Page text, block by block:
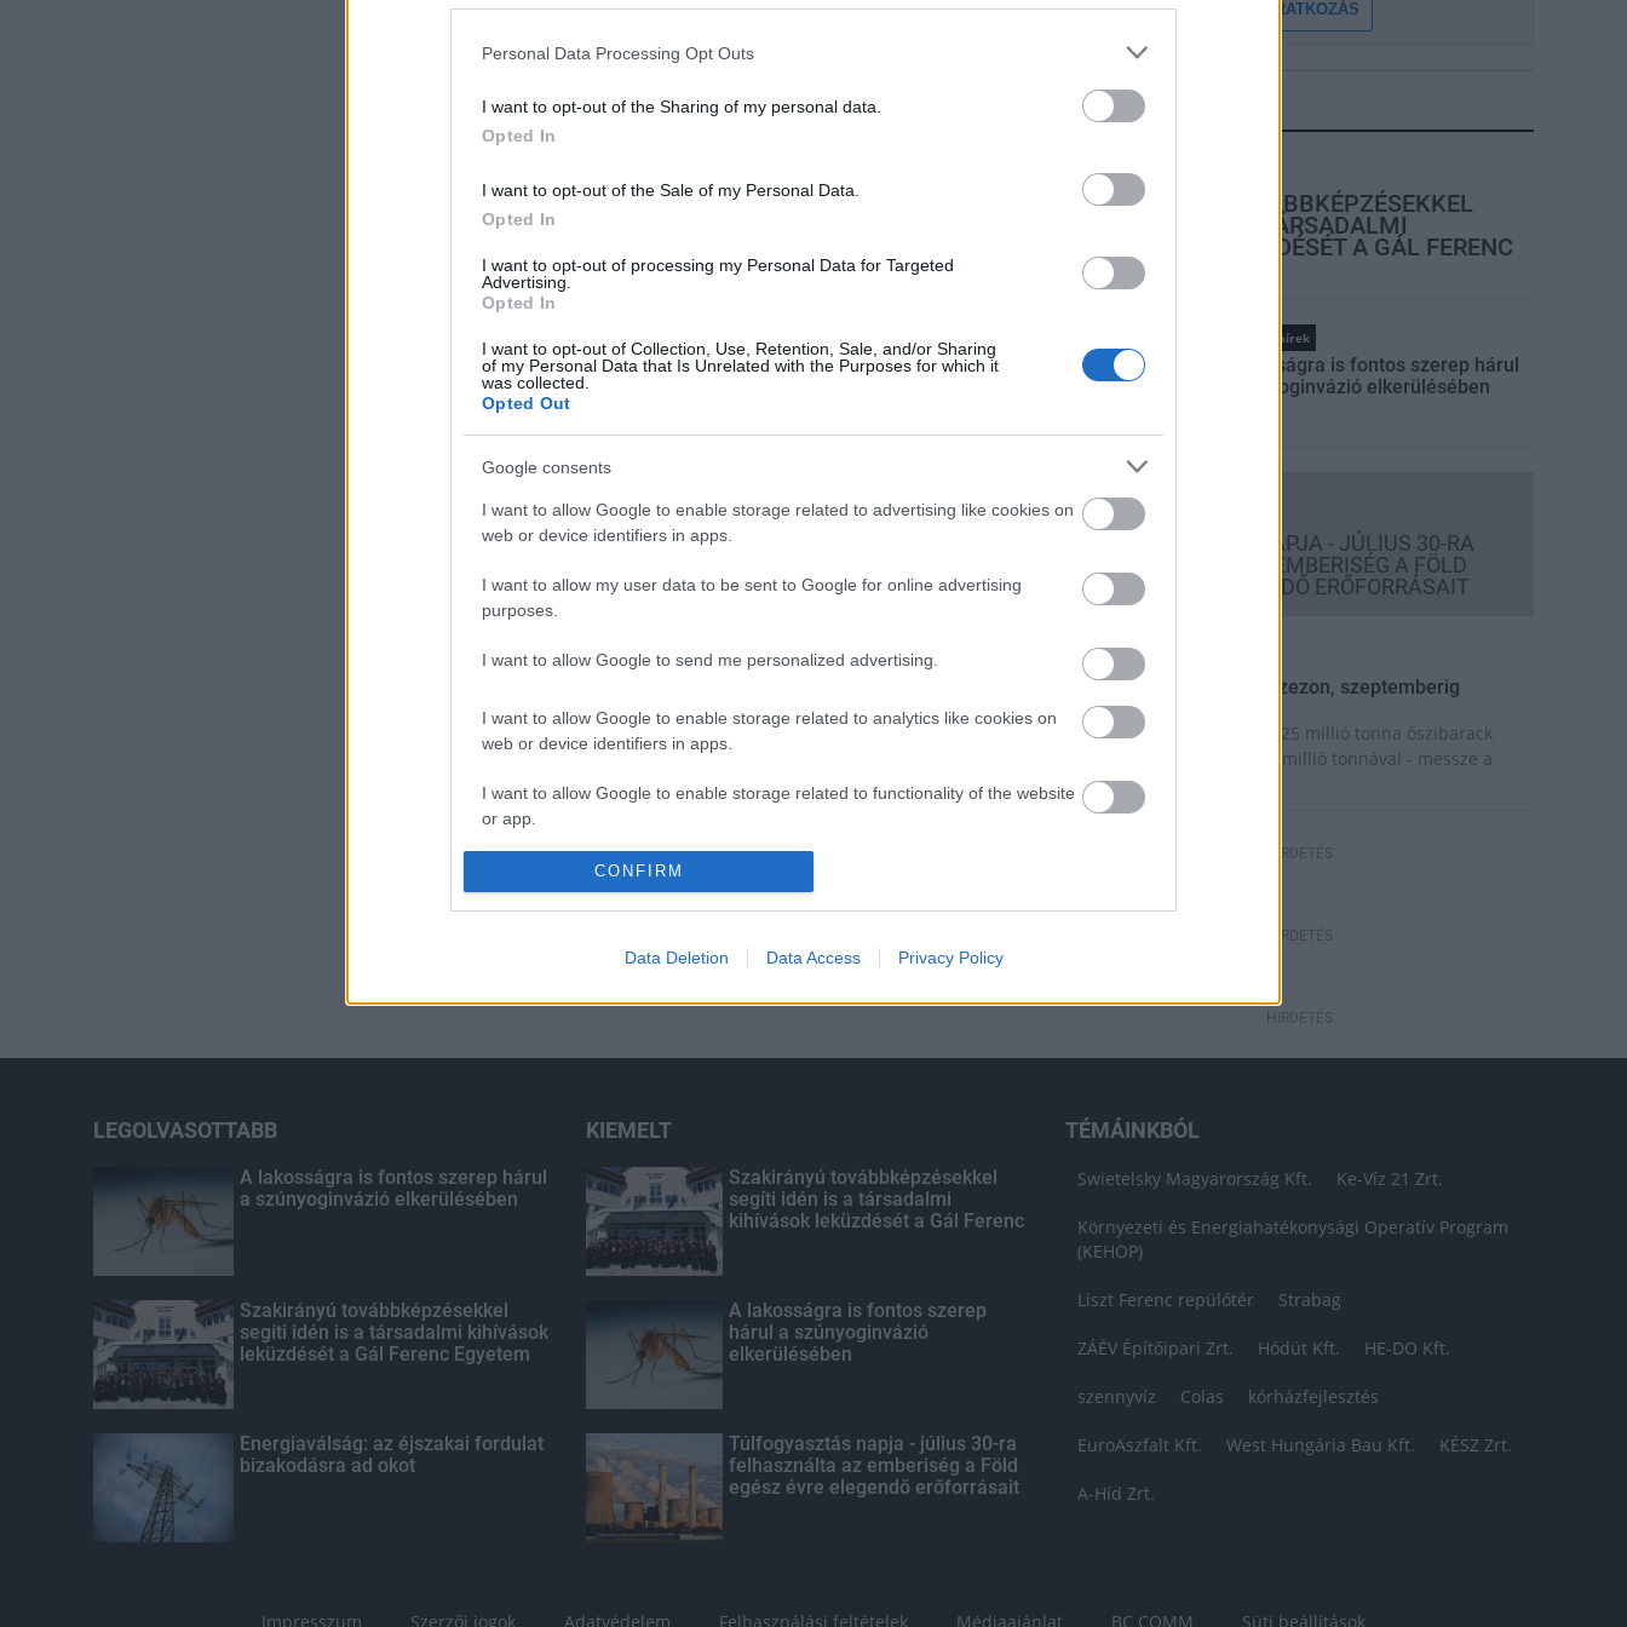
Personal Data Processing Opt Outs
I want to opt-out of the Sharing of my personal data.
Opted In
I want to opt-out of the Sale of my Personal Data.
Opted In
I want to opt-out of processing my Personal Data for Targeted
Advertising.
Opted In
I want to opt-out of Collection, Use, Retention, Sale, and/or Sharing
of my Personal Data that Is Unrelated with the Purposes for which it
was collected.
Opted Out
Google consents
I want to allow Google to enable storage related to advertising like cookies on
web or device identifiers in apps.
I want to allow my user data to be sent to Google for online advertising
purposes.
I want to allow Google to send me personalized advertising.
I want to allow Google to enable storage related to analytics like cookies on
web or device identifiers in apps.
I want to allow Google to enable storage related to functionality of the website
or app.
I want to allow Google to enable storage related to personalization.
authentication functionality and fraud prevention, and other user protection.
CONFIRM
Data Deletion Data Access Privacy Policy
FELIRATKOZÁS
LEGFRISSEBB
Országos hírek
SZAKIRÁNYÚ TOVÁBBKÉPZÉSEKKEL
SEGÍTI IDÉN IS A TÁRSADALMI
KIHÍVÁSOK LEKÜZDÉSÉT A GÁL FERENC
EGYETEM
Országos hírek
A lakosságra is fontos szerep hárul
a szúnyoginvázió elkerülésében
Országos hírek
TÚLFOGYASZTÁS NAPJA - JÚLIUS 30-RA
FELHASZNÁLTA AZ EMBERISÉG A FÖLD
EGÉSZ ÉVRE ELEGENDŐ ERŐFORRÁSAIT
Helyi hírek
Beindult az őszibarackszezon, szeptemberig
élvezhetjük
A világon évente mintegy 25 millió tonna őszibarack
terem, Kína - csaknem 17 millió tonnával - messze a
legnagyobb termelő.
HIRDETÉS
HIRDETÉS
HIRDETÉS
LEGOLVASOTTABB
A lakosságra is fontos szerep hárul
a szúnyoginvázió elkerülésében
Szakirányú továbbképzésekkel
segíti idén is a társadalmi kihívások
leküzdését a Gál Ferenc Egyetem
Energiaválság: az éjszakai fordulat
bizakodásra ad okot
KIEMELT
Szakirányú továbbképzésekkel
segíti idén is a társadalmi
kihívások leküzdését a Gál Ferenc
A lakosságra is fontos szerep
hárul a szúnyoginvázió
elkerülésében
Túlfogyasztás napja - július 30-ra
felhasználta az emberiség a Föld
egész évre elegendő erőforrásait
TÉMÁINKBÓL
Swietelsky Magyarország Kft. Ke-Víz 21 Zrt.
Környezeti és Energiahatékonysági Operatív Program
(KEHOP)
Liszt Ferenc repülőtér Strabag
ZÁÉV Építőipari Zrt. Hódút Kft. HE-DO Kft.
szennyvíz Colas kórházfejlesztés
EuroAszfalt Kft. West Hungária Bau Kft. KÉSZ Zrt.
A-Híd Zrt.
Impresszum Szerzői jogok Adatvédelem Felhasználási feltételek Médiaajánlat BC COMM Süti beállítások